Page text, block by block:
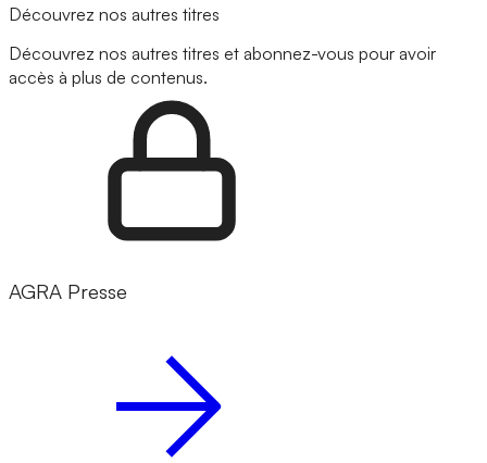
Découvrez nos autres titres
Découvrez nos autres titres et abonnez-vous pour avoir
accès à plus de contenus.
AGRA Presse